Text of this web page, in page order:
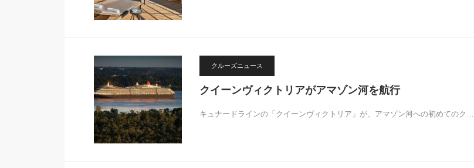
クルーズニュース
クイーンヴィクトリアがアマゾン河を航行
キュナードラインの「クイーンヴィクトリア」が、アマゾン河への初めてのク…